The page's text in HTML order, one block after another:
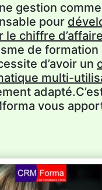
gestion
pour
le chiffre
de formation
d’avoir un
multi-
vous